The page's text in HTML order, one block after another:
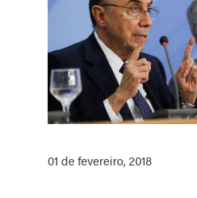
01 de fevereiro, 2018